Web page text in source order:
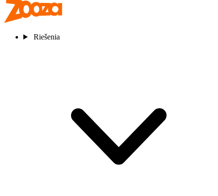
Riešenia